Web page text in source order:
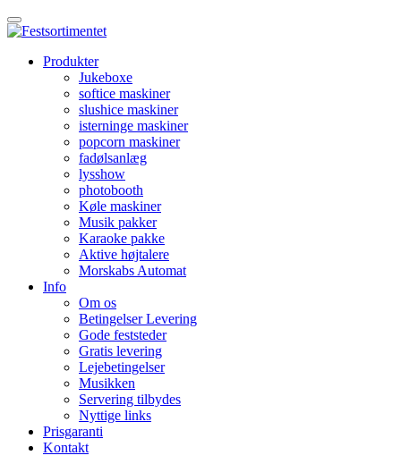
Produkter
Jukeboxe
softice maskiner
slushice maskiner
isterninge maskiner
popcorn maskiner
fadølsanlæg
lysshow
photobooth
Køle maskiner
Musik pakker
Karaoke pakke
Aktive højtalere
Morskabs Automat
Info
Om os
Betingelser Levering
Gode feststeder
Gratis levering
Lejebetingelser
Musikken
Servering tilbydes
Nyttige links
Prisgaranti
Kontakt